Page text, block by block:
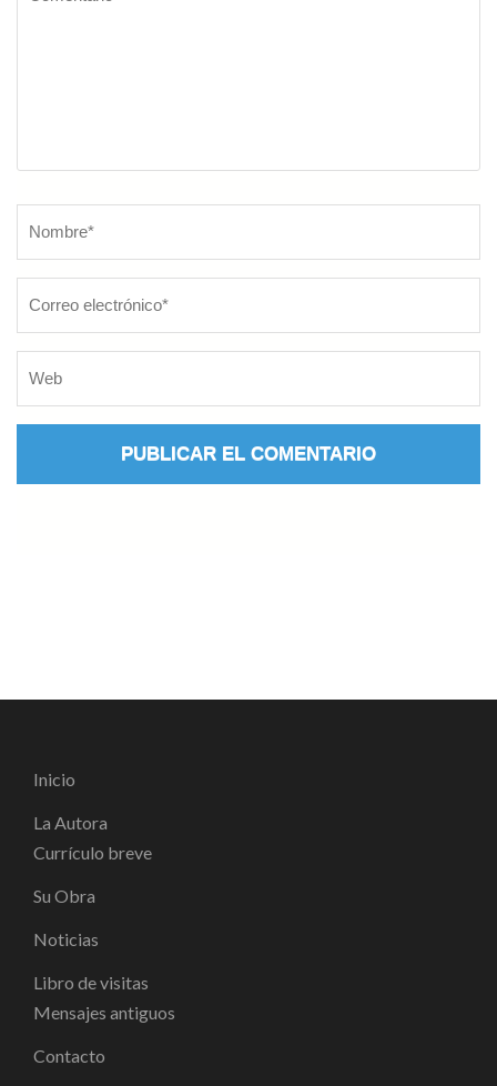
Inicio
La Autora
Currículo breve
Su Obra
Noticias
Libro de visitas
Mensajes antiguos
Contacto